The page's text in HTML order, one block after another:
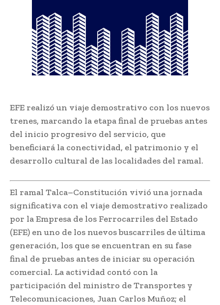
EFE realizó un viaje demostrativo con los nuevos
trenes, marcando la etapa final de pruebas antes
del inicio progresivo del servicio, que
beneficiará la conectividad, el patrimonio y el
desarrollo cultural de las localidades del ramal.
El ramal Talca–Constitución vivió una jornada
significativa con el viaje demostrativo realizado
por la Empresa de los Ferrocarriles del Estado
(EFE) en uno de los nuevos buscarriles de última
generación, los que se encuentran en su fase
final de pruebas antes de iniciar su operación
comercial. La actividad contó con la
participación del ministro de Transportes y
Telecomunicaciones, Juan Carlos Muñoz; el